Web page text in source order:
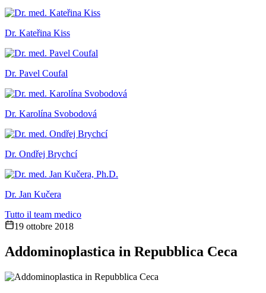
Dr. Kateřina Kiss
Dr. Pavel Coufal
Dr. Karolína Svobodová
Dr. Ondřej Brychcí
Dr. Jan Kučera
Tutto il team medico
19 ottobre 2018
Addominoplastica in Repubblica Ceca